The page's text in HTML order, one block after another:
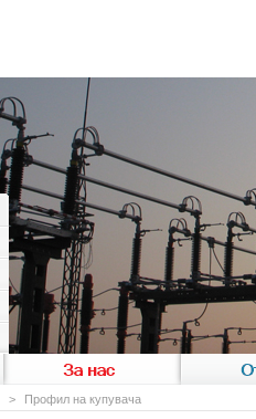
За нас
> Профил на купувача